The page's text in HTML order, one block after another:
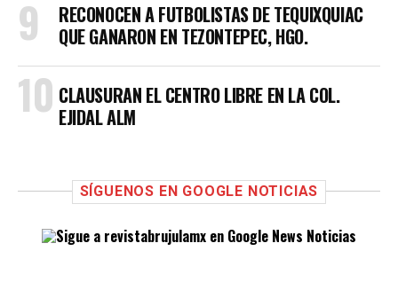
RECONOCEN A FUTBOLISTAS DE TEQUIXQUIAC
QUE GANARON EN TEZONTEPEC, HGO.
CLAUSURAN EL CENTRO LIBRE EN LA COL.
EJIDAL ALM
SÍGUENOS EN GOOGLE NOTICIAS